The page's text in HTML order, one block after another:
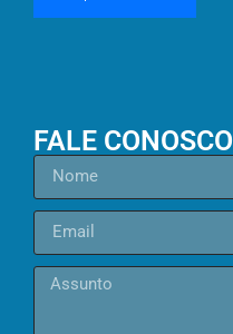
FALE CONOSCO